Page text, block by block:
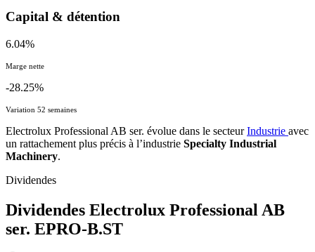
Capital & détention
6.04%
Marge nette
-28.25%
Variation 52 semaines
Electrolux Professional AB ser. évolue dans le secteurIndustrie avec
un rattachement plus précis à l’industrie Specialty Industrial
Machinery.
Dividendes
Dividendes Electrolux Professional AB
ser. EPRO-B.ST